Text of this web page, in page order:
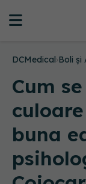
DCMedical›Boli și
Cum
buna